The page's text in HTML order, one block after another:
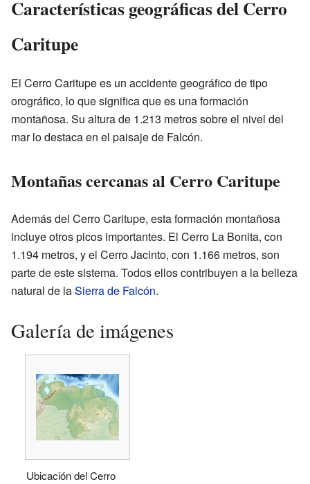
Características geográficas del Cerro
Caritupe
El Cerro Caritupe es un accidente geográfico de tipo
orográfico, lo que significa que es una formación
montañosa. Su altura de 1.213 metros sobre el nivel del
mar lo destaca en el paisaje de Falcón.
Montañas cercanas al Cerro Caritupe
Además del Cerro Caritupe, esta formación montañosa
incluye otros picos importantes. El Cerro La Bonita, con
1.194 metros, y el Cerro Jacinto, con 1.166 metros, son
parte de este sistema. Todos ellos contribuyen a la belleza
natural de laSierra de Falcón.
Galería de imágenes
Ubicación del Cerro